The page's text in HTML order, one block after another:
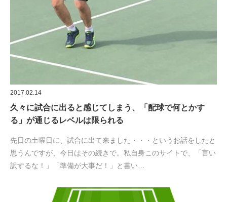
2017.02.14
久々に試合に出ると感じてしまう、「配球で何とかす
る」が通じるレベルは限られる
先日の土曜日に、試合に出て来ました・・・というお話をしたと
思うんですが、今日はその続きで。私自身このサイトで、「言い
訳するな！」「準備が大事だ！」と書い…